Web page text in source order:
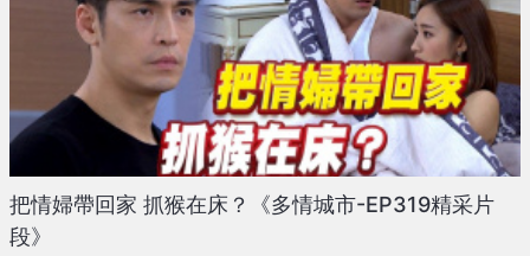
把情婦帶回家 抓猴在床？《多情城市-EP319精采片
段》